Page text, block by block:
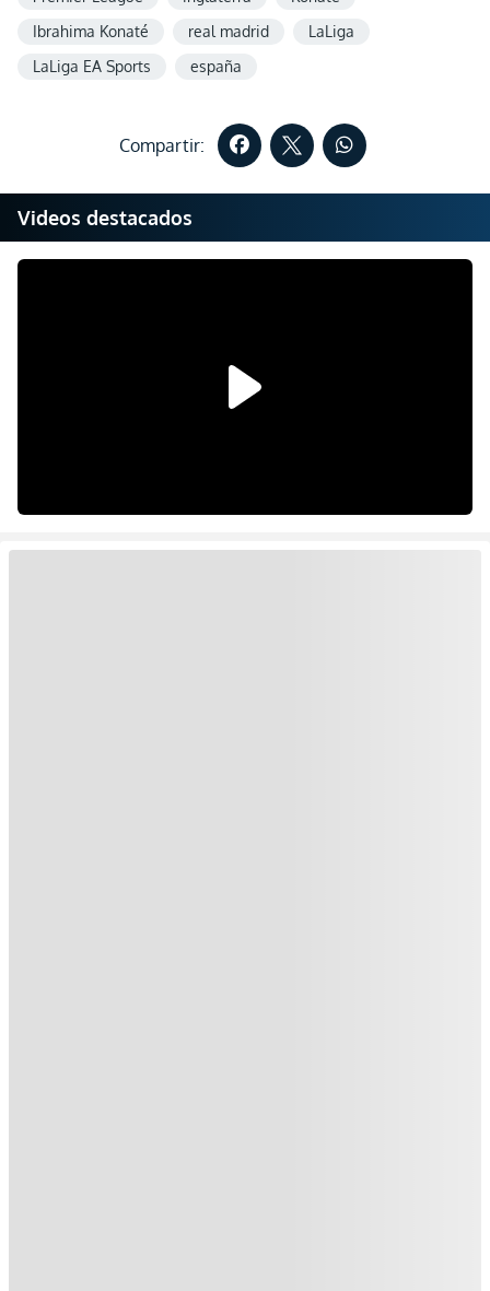
Ibrahima Konaté
real madrid
LaLiga
LaLiga EA Sports
españa
Compartir:
Videos destacados